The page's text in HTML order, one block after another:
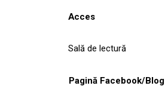
Acces
Sală de lectură
Pagină Facebook/Blog